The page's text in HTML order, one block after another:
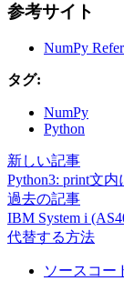
参考サイト
NumPy
タグ:
NumPy
Python
新しい記事
Python3: print文
過去の記事
IBM System i
代替する方法
ソースコー